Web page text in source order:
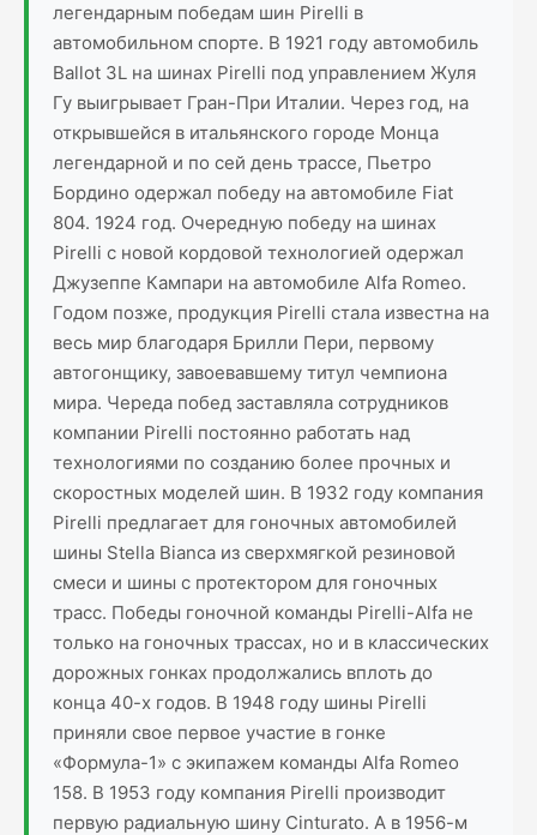
легендарным победам шин Pirelli в
автомобильном спорте. В 1921 году автомобиль
Ballot 3L на шинах Pirelli под управлением Жуля
Гу выигрывает Гран-При Италии. Через год, на
открывшейся в итальянского городе Монца
легендарной и по сей день трассе, Пьетро
Бордино одержал победу на автомобиле Fiat
804. 1924 год. Очередную победу на шинах
Pirelli с новой кордовой технологией одержал
Джузеппе Кампари на автомобиле Alfa Romeo.
Годом позже, продукция Pirelli стала известна на
весь мир благодаря Брилли Пери, первому
автогонщику, завоевавшему титул чемпиона
мира. Череда побед заставляла сотрудников
компании Pirelli постоянно работать над
технологиями по созданию более прочных и
скоростных моделей шин. В 1932 году компания
Pirelli предлагает для гоночных автомобилей
шины Stella Bianca из сверхмягкой резиновой
смеси и шины с протектором для гоночных
трасс. Победы гоночной команды Pirelli-Alfa не
только на гоночных трассах, но и в классических
дорожных гонках продолжались вплоть до
конца 40-х годов. В 1948 году шины Pirelli
приняли свое первое участие в гонке
«Формула-1» с экипажем команды Alfa Romeo
158. В 1953 году компания Pirelli производит
первую радиальную шину Cinturato. А в 1956-м